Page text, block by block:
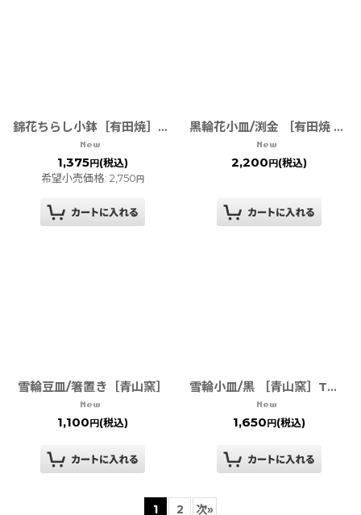
錦花ちらし小鉢［有田焼］◆アウトレット◆
1,375円(税込)
希望小売価格: 2,750円
黒輪花小皿/渕金 ［有田焼 弥源次窯］
2,200円(税込)
雪輪豆皿/箸置き［青山窯］
1,100円(税込)
雪輪小皿/黒 ［青山窯］TWFテーブルウェアフェスティバル
1,650円(税込)
1 2 次»